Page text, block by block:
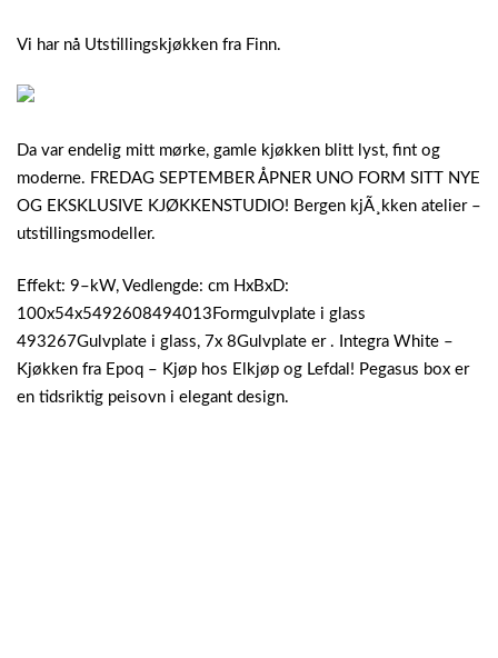
Vi har nå Utstillingskjøkken fra Finn.
Da var endelig mitt mørke, gamle kjøkken blitt lyst, fint og
moderne. FREDAG SEPTEMBER ÅPNER UNO FORM SITT NYE
OG EKSKLUSIVE KJØKKENSTUDIO! Bergen kjÃ¸kken atelier –
utstillingsmodeller.
Effekt: 9–kW, Vedlengde: cm HxBxD:
100x54x5492608494013Formgulvplate i glass
493267Gulvplate i glass, 7x 8Gulvplate er . Integra White –
Kjøkken fra Epoq – Kjøp hos Elkjøp og Lefdal! Pegasus box er
en tidsriktig peisovn i elegant design.